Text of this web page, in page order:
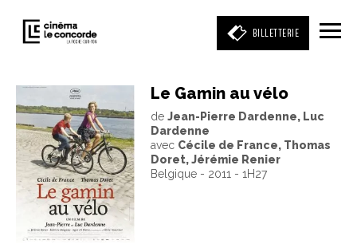
BILLETTERIE
Entrez votre mot clé
(film, réalisateur, acteur, événement)
Le Gamin au vélo
de Jean-Pierre Dardenne, Luc
Dardenne
avec Cécile de France, Thomas
Doret, Jérémie Renier
Belgique - 2011 - 1H27